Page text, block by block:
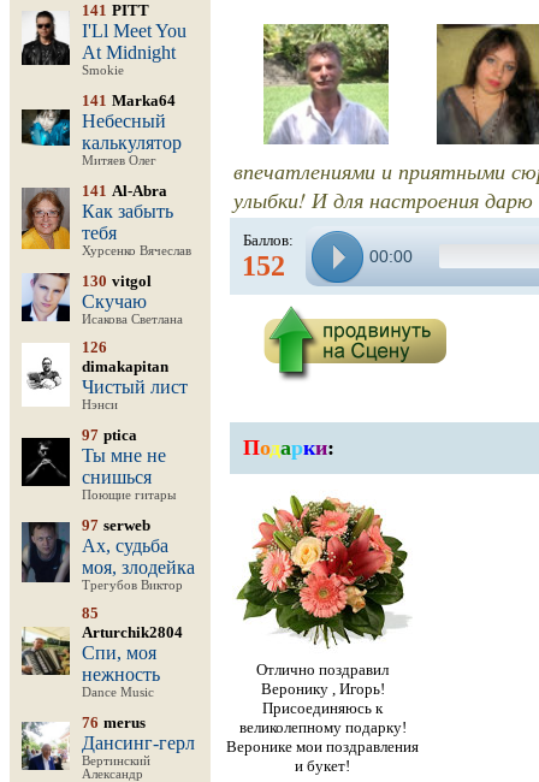
141 PITT
I'Ll Meet You
At Midnight
Smokie
141 Marka64
Небесный
калькулятор
Митяев Олег
141 Al-Abra
Как забыть
тебя
Хурсенко Вячеслав
130 vitgol
Скучаю
Исакова Светлана
126
dimakapitan
Чистый лист
Нэнси
97 ptica
Ты мне не
снишься
Поющие гитары
97 serweb
Ах, судьба
моя, злодейка
Трегубов Виктор
85
Arturchik2804
Спи, моя
нежность
Dance Music
76 merus
Дансинг-герл
Вертинский
Александр
впечатлениями и приятными
улыбки! И для настроения
Баллов:
152 00:00
Подарки:
Отлично поздравил
Веронику , Игорь!
Присоединяюсь к
великолепному подарку!
Веронике мои поздравления
и букет!